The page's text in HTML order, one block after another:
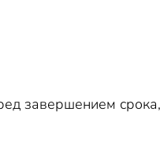
завершением